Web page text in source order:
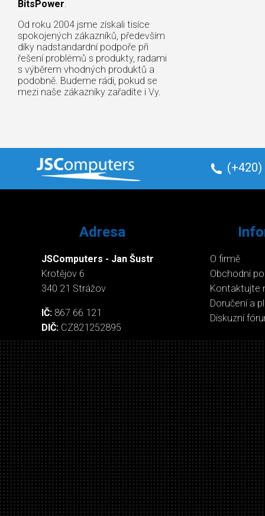
BitsPower.
Od roku 2004 jsme získali tisíce
spokojených zákazníků, především
díky nadstandardní podpoře při
řešení problémů s produkty, radami
s výběrem vhodných produktů a
podobně. Budeme rádi, pokud se
mezi naše zákazníky zařadíte i Vy.
(+420)
Adresa
JSComputers - Jan Šustr
Krotějov 6
340 21 Strážov
IČ: 867 66 121
DIČ: CZ821252895
O firmě
Obchodní
Kontaktujte
Doručení a
Diskuzní